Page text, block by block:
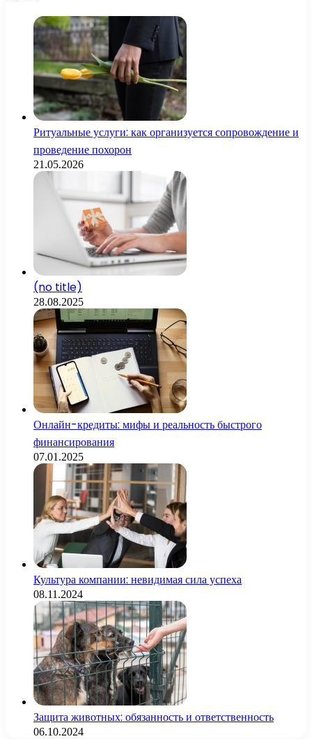
Ритуальные услуги: как организуется сопровождение и
проведение похорон
21.05.2026
(no title)
28.08.2025
Онлайн-кредиты: мифы и реальность быстрого
финансирования
07.01.2025
Культура компании: невидимая сила успеха
08.11.2024
Защита животных: обязанность и ответственность
06.10.2024